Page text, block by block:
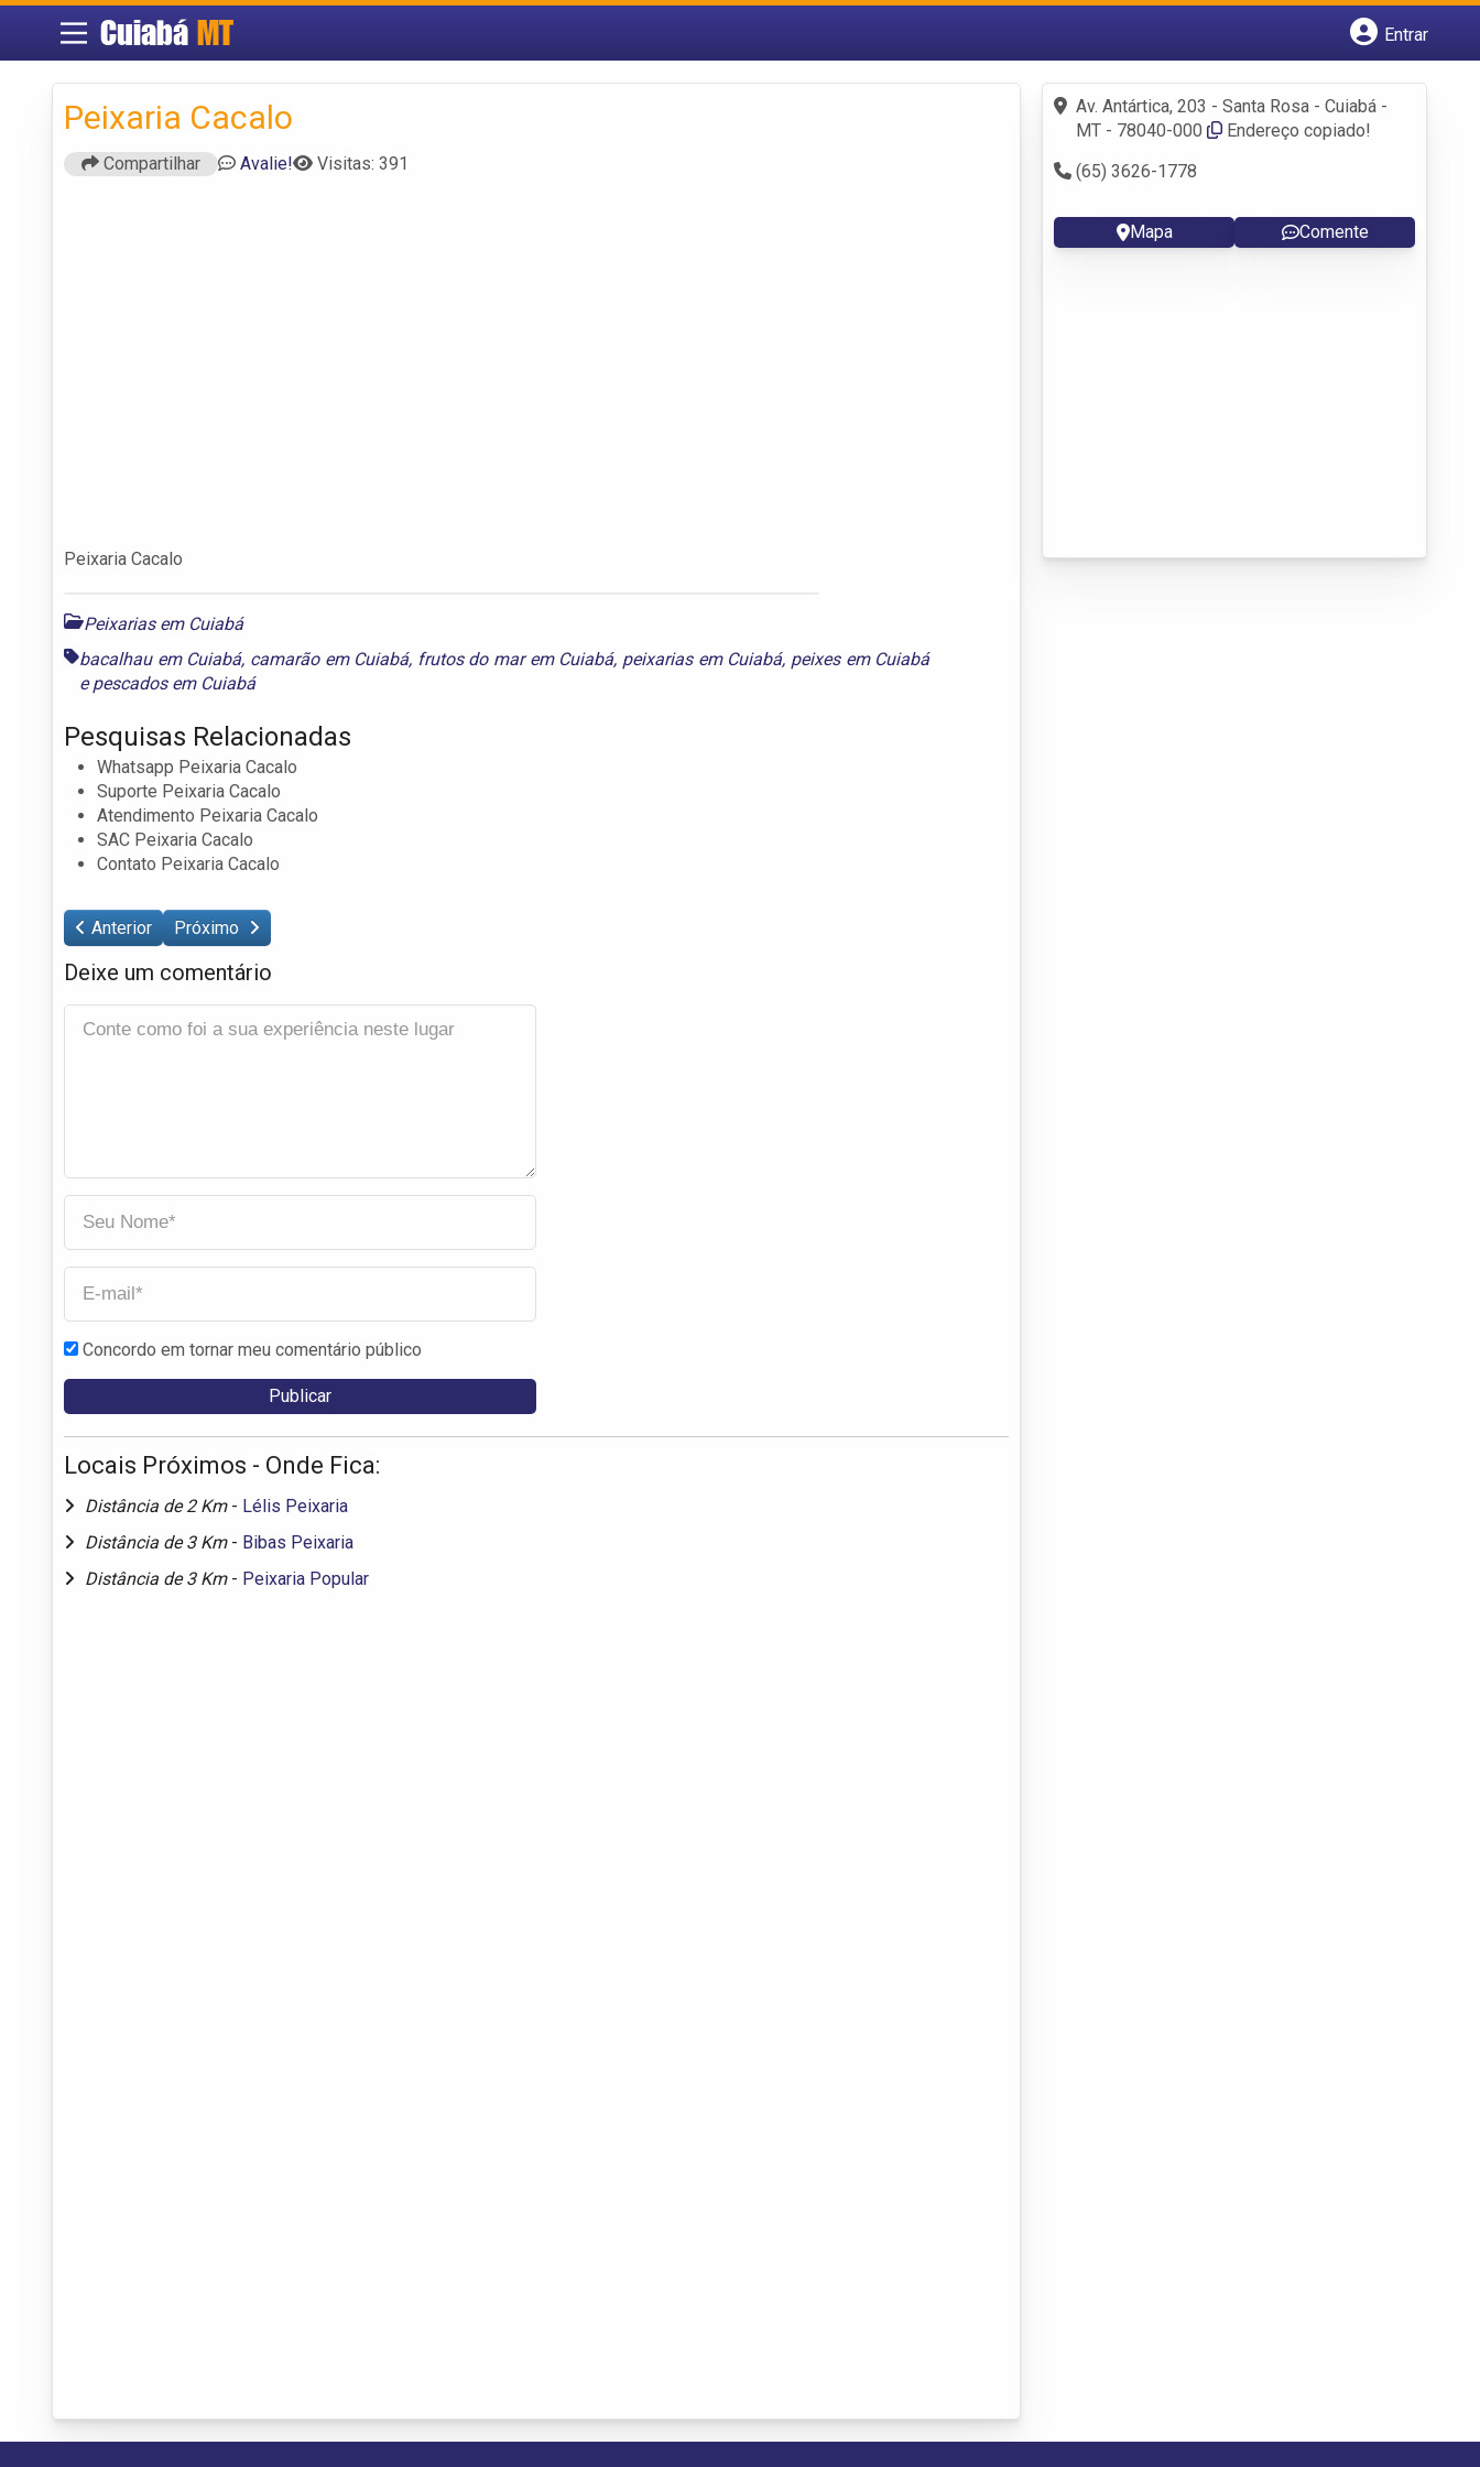
Cuiabá MT
Entrar
Fazer login
Criar conta
Peixaria Cacalo
Compartilhar Avalie! Visitas: 391
Peixaria Cacalo
Peixarias em Cuiabá
bacalhau em Cuiabá, camarão em Cuiabá, frutos do mar em Cuiabá, peixarias em Cuiabá, peixes em Cuiabá
epescados em Cuiabá
Pesquisas Relacionadas
Whatsapp Peixaria Cacalo
Suporte Peixaria Cacalo
Atendimento Peixaria Cacalo
SAC Peixaria Cacalo
Contato Peixaria Cacalo
Anterior Próximo
Deixe um comentário
Concordo em tornar meu comentário público
Locais Próximos - Onde Fica:
Distância de 2 Km - Lélis Peixaria
Distância de 3 Km - Bibas Peixaria
Distância de 3 Km - Peixaria Popular
Av. Antártica, 203 - Santa Rosa - Cuiabá -
MT - 78040-000
Endereço copiado!
(65) 3626-1778
Mapa Comente